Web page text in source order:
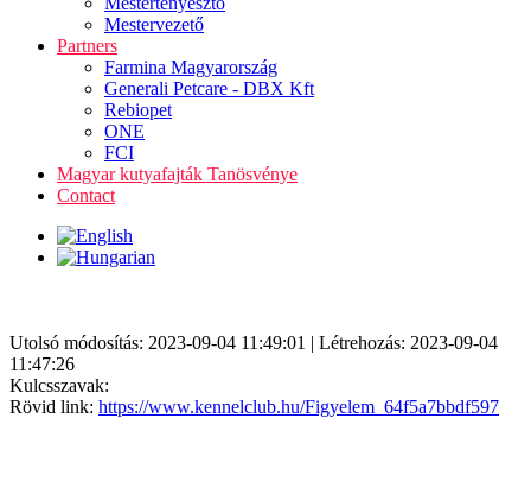
Mestervezető
Partners
Farmina Magyarország
Generali Petcare - DBX Kft
Rebiopet
ONE
FCI
Magyar kutyafajták Tanösvénye
Contact
Utolsó módosítás: 2023-09-04 11:49:01 | Létrehozás: 2023-09-04
11:47:26
Kulcsszavak:
Rövid link: https://www.kennelclub.hu/Figyelem_64f5a7bbdf597